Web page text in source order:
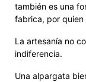
también es una
fabrica, por
La artesanía no
indiferencia.
Una alpargata